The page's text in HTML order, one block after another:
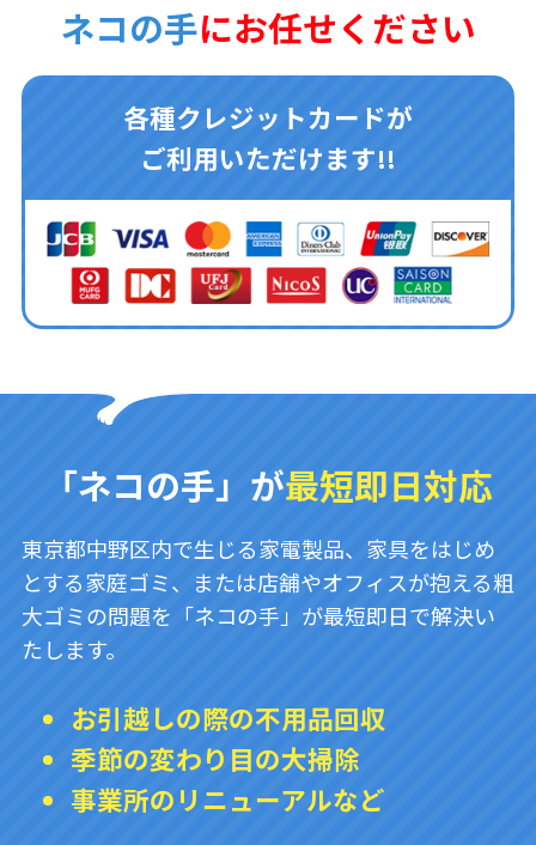
ネコの手にお任せください
各種クレジットカードが
ご利用いただけます!!
「ネコの手」が最短即日対応
東京都中野区内で生じる家電製品、家具をはじめ
とする家庭ゴミ、または店舗やオフィスが抱える粗
大ゴミの問題を「ネコの手」が最短即日で解決い
たします。
お引越しの際の不用品回収
季節の変わり目の大掃除
事業所のリニューアルなど